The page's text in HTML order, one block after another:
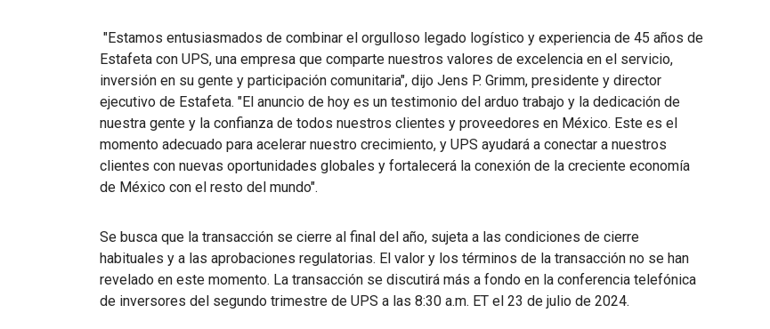
"Estamos entusiasmados de combinar el orgulloso legado logístico y experiencia de 45 años de
Estafeta con UPS, una empresa que comparte nuestros valores de excelencia en el servicio,
inversión en su gente y participación comunitaria", dijo Jens P. Grimm, presidente y director
ejecutivo de Estafeta. "El anuncio de hoy es un testimonio del arduo trabajo y la dedicación de
nuestra gente y la confianza de todos nuestros clientes y proveedores en México. Este es el
momento adecuado para acelerar nuestro crecimiento, y UPS ayudará a conectar a nuestros
clientes con nuevas oportunidades globales y fortalecerá la conexión de la creciente economía
de México con el resto del mundo".
Se busca que la transacción se cierre al final del año, sujeta a las condiciones de cierre
habituales y a las aprobaciones regulatorias. El valor y los términos de la transacción no se han
revelado en este momento. La transacción se discutirá más a fondo en la conferencia telefónica
de inversores del segundo trimestre de UPS a las 8:30 a.m. ET el 23 de julio de 2024.